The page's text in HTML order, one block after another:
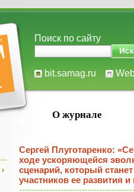
Поиск по сайту
bit.samag.ru
О журнале
Сергей Плуготаренко:
ходе ускоряющейся
сценарий, который
участников ее развития